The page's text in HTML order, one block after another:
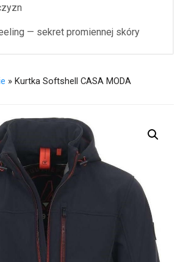
— sekret promiennej skóry
» Kurtka Softshell CASA MODA